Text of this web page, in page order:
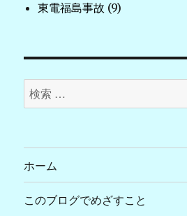
東電福島事故 (9)
検
索
象:
ホーム
このブログでめざすこと